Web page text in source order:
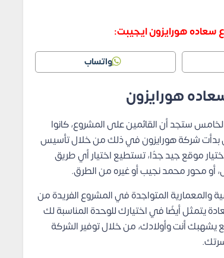
سعاده هورايزون ايجيبت:
واتساب
هورايزون
ستجد أن القائمين على المشروع، كانوا
بدأت شركة هورايزون في ذلك من خلال تأسيس
موقع جيد جدًا، تستطيع اختيار أي طريق
محور محمد نجيب أو غيره من الطرق.
والمعمارية المتواجدة في المشروع الفريدة من
يتمثل أيضًا في اختيارك للوحدة المناسبة لك
أنت وأولادك، من خلال توفير الشركة